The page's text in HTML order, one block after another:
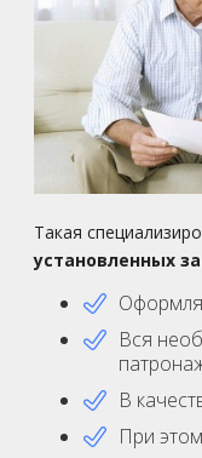
Такая
установленных
Вся
В
При